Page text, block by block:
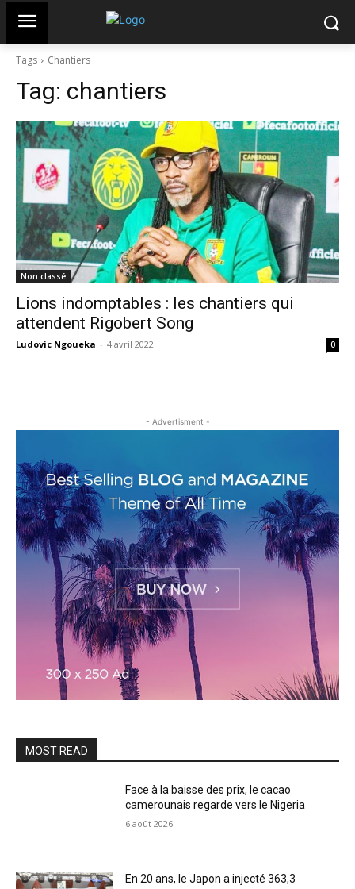
Tags Chantiers
Tag: chantiers
Non classé
Lions indomptables : les chantiers qui
attendent Rigobert Song
Ludovic Ngoueka - 4 avril 2022 0
- Advertisment -
MOST READ
Face à la baisse des prix, le cacao
camerounais regarde vers le Nigeria
6 août 2026
En 20 ans, le Japon a injecté 363,3